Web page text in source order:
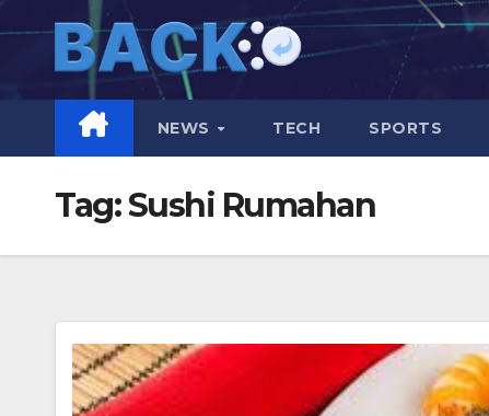
NEWS TECH SPORTS
Tag:Sushi Rumahan